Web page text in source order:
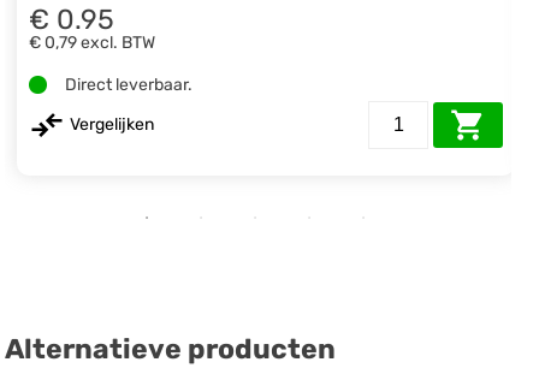
€ 0.95
€ 0,79excl. BTW
Direct leverbaar.
Vergelijken
Alternatieve producten